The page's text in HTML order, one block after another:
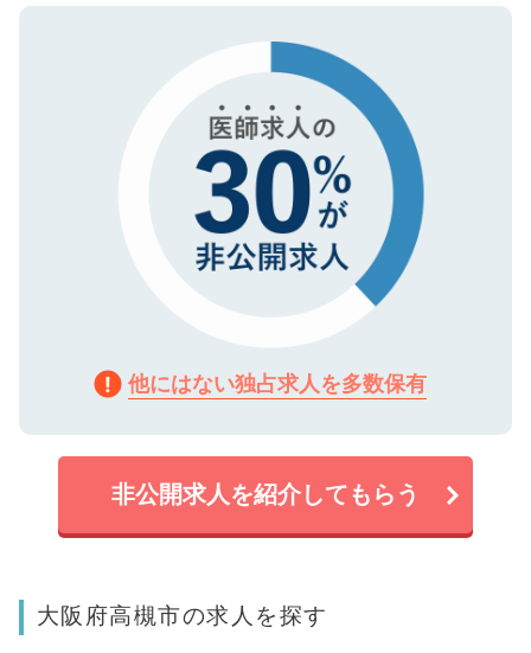
で、機密保持に関してもご安心ください。
ので、まずはご登録ください。
他にはない独占求人を多数保有
非公開求人を紹介してもらう
大阪府高槻市の求人を探す